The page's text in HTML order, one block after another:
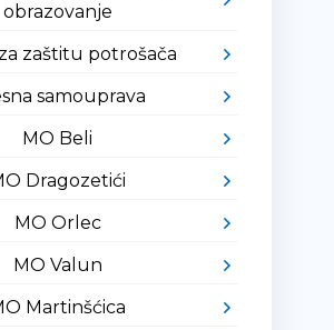
obrazovanje
zaštitu potrošača
samouprava
MO Beli
Dragozetići
MO Orlec
MO Valun
Martinšćica